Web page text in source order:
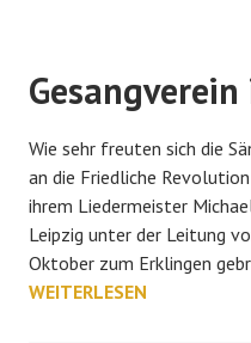
Wie sehr freuten sich die
an die Friedliche
ihrem Liedermeister
Leipzig unter der Leitung
Oktober zum Erklingen
GESANGVEREIN
WEITERLESEN